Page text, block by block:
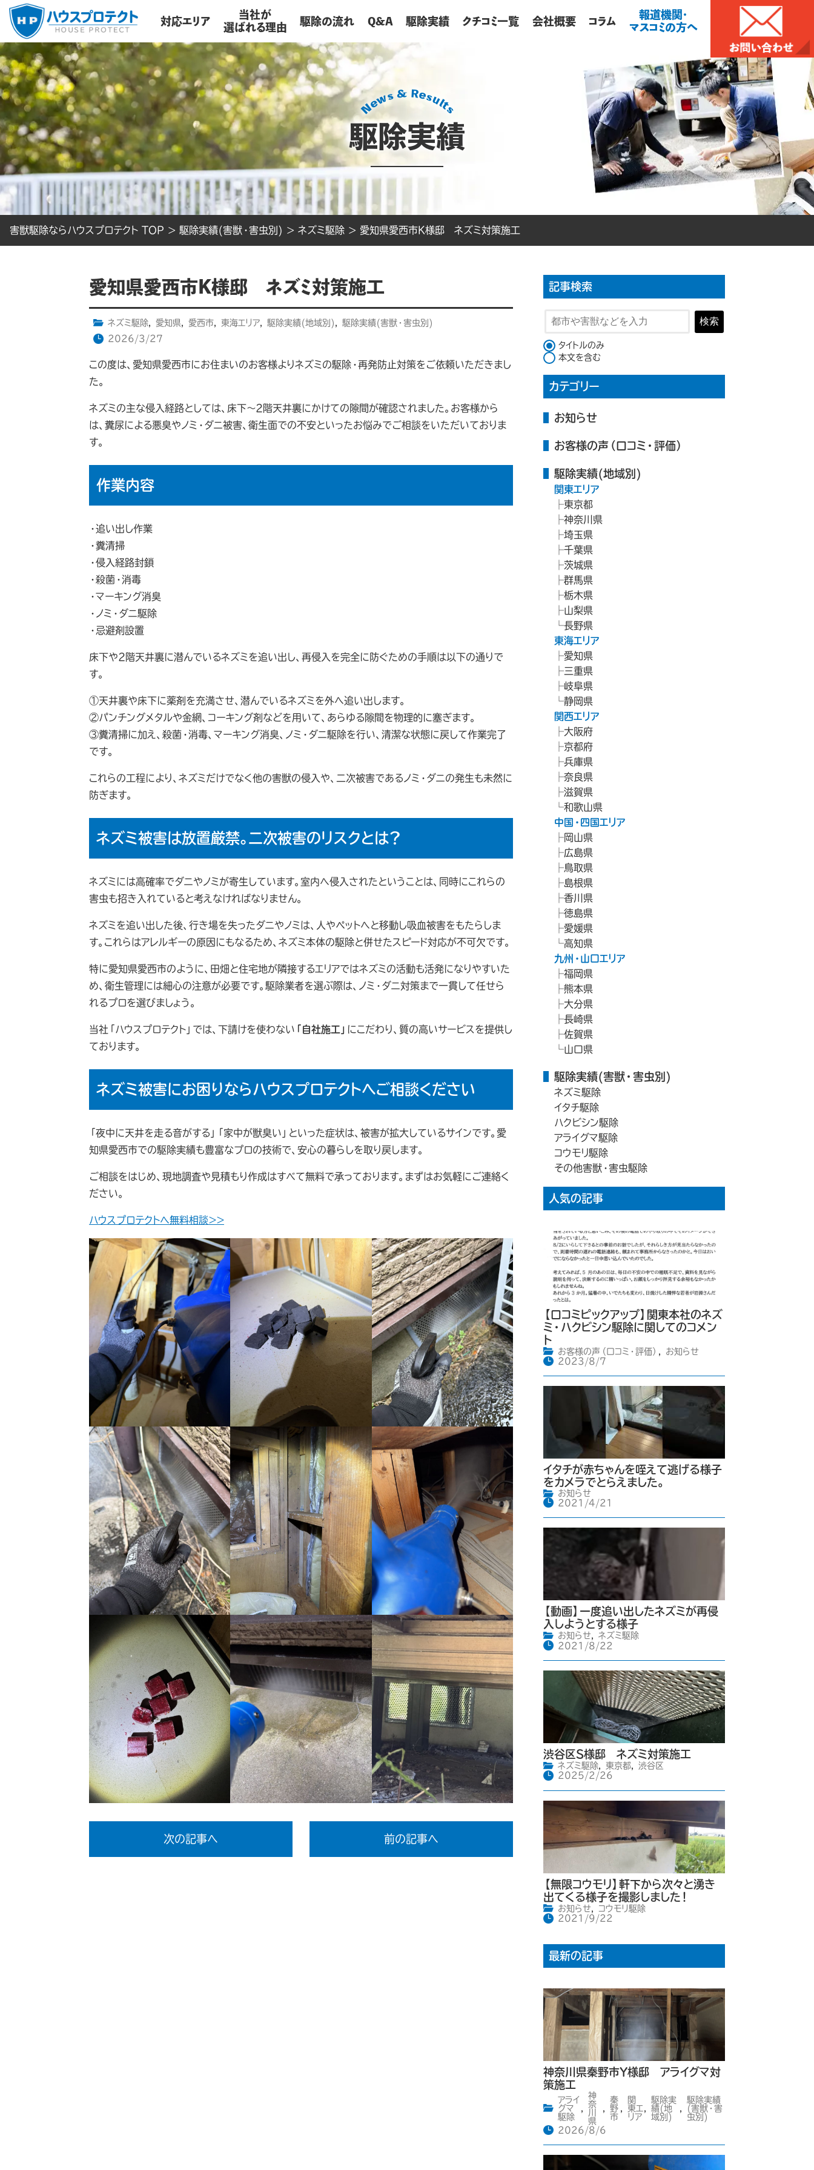
対応エリア
当社が
選ばれる理由
駆除の流れ Q&A 駆除実績 クチコミ一覧 会社概要 コラム
報道機関・
マスコミの方へ
駆除実績
害獣駆除ならハウスプロテクト TOP > 駆除実績(害獣・害虫別) > ネズミ駆除 > 愛知県愛西市K様邸 ネズミ対策施工
愛知県愛西市K様邸 ネズミ対策施工
ネズミ駆除, 愛知県, 愛西市, 東海エリア, 駆除実績(地域別) ,
駆除実績(害獣・害虫別)
2026/3/27
この度は、愛知県愛西市にお住まいのお客様よりネズミの駆除・再発防止対策をご依頼いただきまし
た。
ネズミの主な侵入経路としては、床下〜2階天井裏にかけての隙間が確認されました。お客様から
は、糞尿による悪臭やノミ・ダニ被害、衛生面での不安といったお悩みでご相談をいただいておりま
す。
作業内容
・追い出し作業
・糞清掃
・侵入経路封鎖
・殺菌・消毒
・マーキング消臭
・ノミ・ダニ駆除
・忌避剤設置
床下や2階天井裏に潜んでいるネズミを追い出し、再侵入を完全に防ぐための手順は以下の通りで
す。
①天井裏や床下に薬剤を充満させ、潜んでいるネズミを外へ追い出します。
②パンチングメタルや金網、コーキング剤などを用いて、あらゆる隙間を物理的に塞ぎます。
③糞清掃に加え、殺菌・消毒、マーキング消臭、ノミ・ダニ駆除を行い、清潔な状態に戻して作業完了
です。
これらの工程により、ネズミだけでなく他の害獣の侵入や、二次被害であるノミ・ダニの発生も未然に
防ぎます。
ネズミ被害は放置厳禁。二次被害のリスクとは？
ネズミには高確率でダニやノミが寄生しています。室内へ侵入されたということは、同時にこれらの
害虫も招き入れていると考えなければなりません。
ネズミを追い出した後、行き場を失ったダニやノミは、人やペットへと移動し吸血被害をもたらしま
す。これらはアレルギーの原因にもなるため、ネズミ本体の駆除と併せたスピード対応が不可欠です。
特に愛知県愛西市のように、田畑と住宅地が隣接するエリアではネズミの活動も活発になりやすいた
め、衛生管理には細心の注意が必要です。駆除業者を選ぶ際は、ノミ・ダニ対策まで一貫して任せら
れるプロを選びましょう。
当社「ハウスプロテクト」では、下請けを使わない 「自社施工」 にこだわり、質の高いサービスを提供し
ております。
ネズミ被害にお困りならハウスプロテクトへご相談ください
「夜中に天井を走る音がする」「家中が獣臭い」といった症状は、被害が拡大しているサインです。愛
知県愛西市での駆除実績も豊富なプロの技術で、安心の暮らしを取り戻します。
ご相談をはじめ、現地調査や見積もり作成はすべて無料で承っております。まずはお気軽にご連絡く
ださい。
ハウスプロテクトへ無料相談＞＞
次の記事へ 前の記事へ
記事検索
検索
検索対象
タイトルのみ
本文を含む
カテゴリー
お知らせ
お客様の声（口コミ・評価）
駆除実績(地域別)
関東エリア
東京都
神奈川県
埼玉県
千葉県
茨城県
群馬県
栃木県
山梨県
長野県
東海エリア
愛知県
三重県
岐阜県
静岡県
関西エリア
大阪府
京都府
兵庫県
奈良県
滋賀県
和歌山県
中国・四国エリア
岡山県
広島県
鳥取県
島根県
香川県
徳島県
愛媛県
高知県
九州・山口エリア
福岡県
熊本県
大分県
長崎県
佐賀県
山口県
駆除実績(害獣・害虫別)
ネズミ駆除
イタチ駆除
ハクビシン駆除
アライグマ駆除
コウモリ駆除
その他害獣・害虫駆除
人気の記事
【口コミピックアップ】関東本社のネズ
ミ・ハクビシン駆除に関してのコメン
ト
お客様の声（口コミ・評価）
お知らせ
2023/8/7
イタチが赤ちゃんを咥えて逃げる様子
をカメラでとらえました。
お知らせ
2021/4/21
【動画】一度追い出したネズミが再侵
入しようとする様子
お知らせ,
ネズミ駆除
2021/8/22
渋谷区S様邸 ネズミ対策施工
ネズミ駆除, 東京都,
渋谷区
2025/2/26
【無限コウモリ】軒下から次々と湧き
出てくる様子を撮影しました！
お知らせ,
コウモリ駆除
2021/9/22
最新の記事
神奈川県秦野市Y様邸 アライグマ対
策施工
アライ
グマ
駆除
神
奈
川
県
秦
野
市
関
東エ
リア
駆除実
績(地
域別)
駆除実績
(害獣・害
虫別)
2026/8/6